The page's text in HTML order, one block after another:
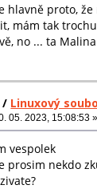
hlavně proto,
mám tak
no ... ta
/ Linuxový
05. 2023, 15:08:53 »
vespolek
prosim nekdo